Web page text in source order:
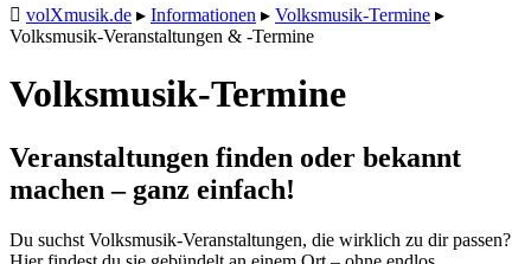
volXmusik.de ▸ Informationen ▸ Volksmusik-Termine ▸
Volksmusik-Veranstaltungen & -Termine
Volksmusik-Termine
Veranstaltungen finden oder bekannt
machen – ganz einfach!
Du suchst Volksmusik-Veranstaltungen, die wirklich zu dir passen?